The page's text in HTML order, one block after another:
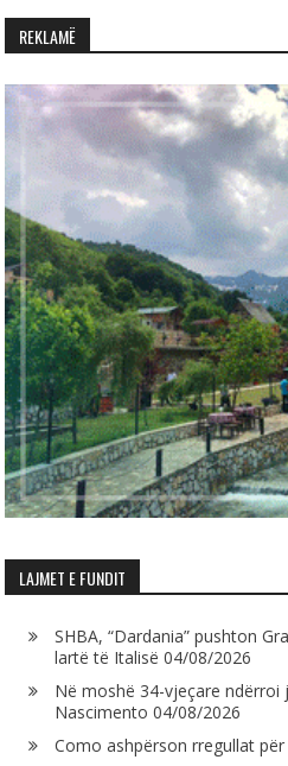
REKLAMË
LAJMET E FUNDIT
SHBA, “Dardania” pushton
lartë të Italisë 04/08/2026
Në moshë 34-vjeçare ndërroi
Nascimento 04/08/2026
Como ashpërson rregullat